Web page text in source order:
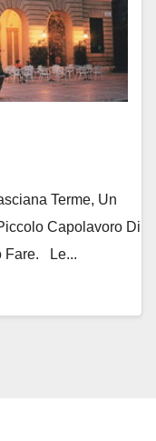
Terme, Un
Capolavoro Di
Fare. Le...